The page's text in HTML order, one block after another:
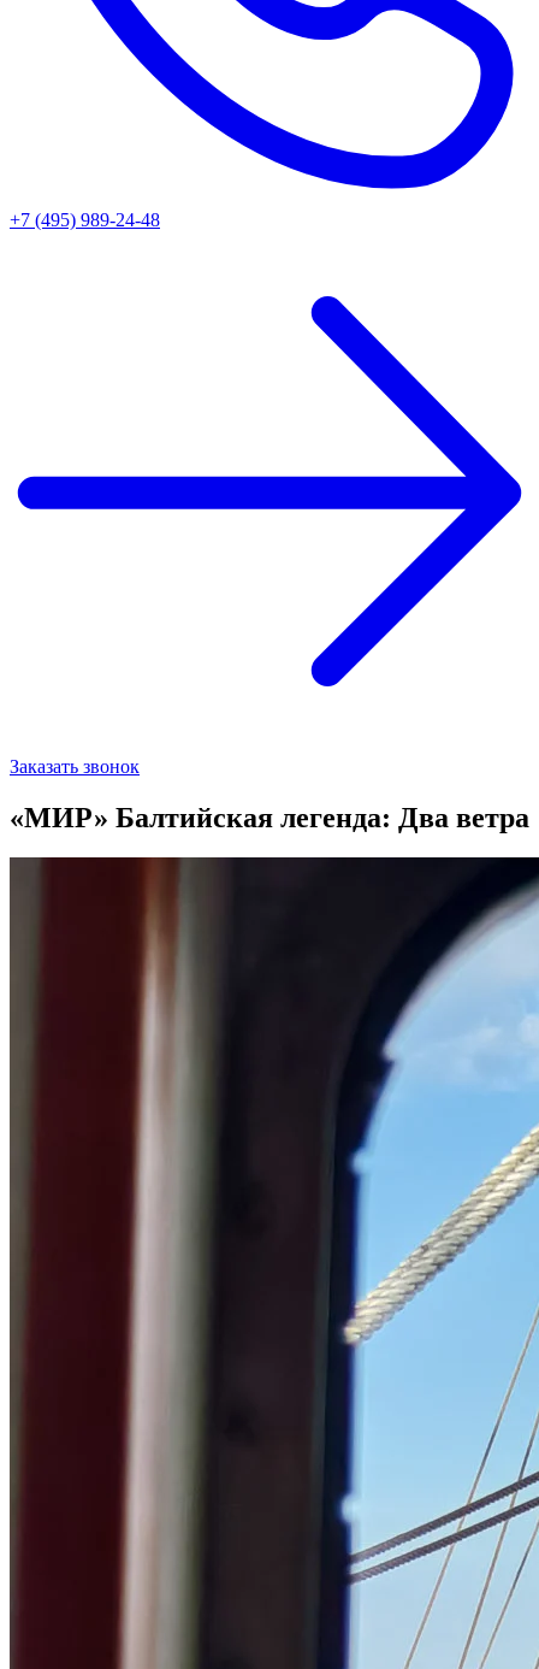
+7 (495) 989-24-48
Заказать звонок
«МИР» Балтийская легенда: Два ветра